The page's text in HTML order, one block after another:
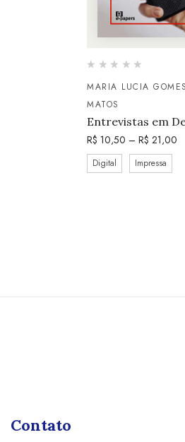
MARIA LUCIA
MATOS
Entrevistas em
R$ 10,50 – R$ 21,00
Digital Impressa
Contato